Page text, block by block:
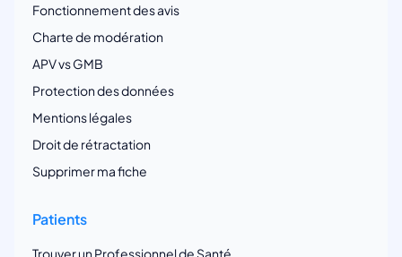
Fonctionnement des avis
Charte de modération
APV vs GMB
Protection des données
Mentions légales
Droit de rétractation
Supprimer ma fiche
Patients
Trouver un Professionnel de Santé